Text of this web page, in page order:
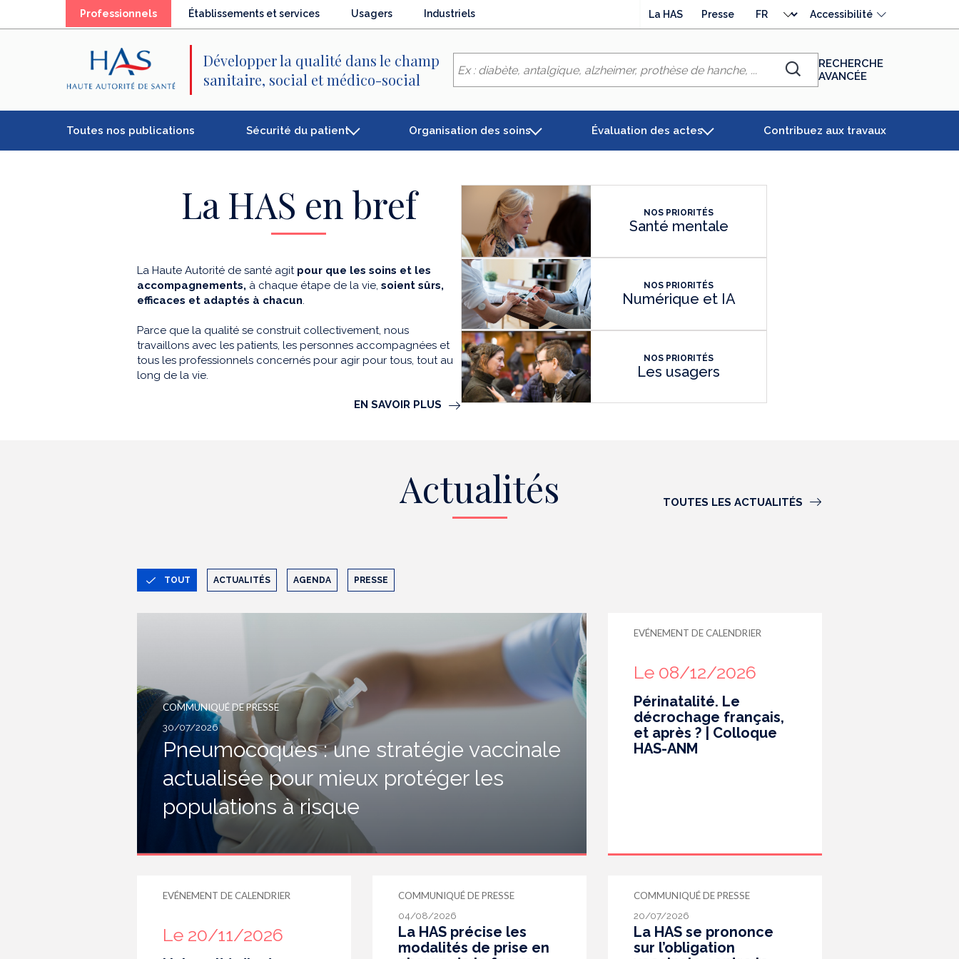
Professionnels(élémentÉtablissements et services Usagers Industriels La HAS Presse
langue
Accessibilité
Développer la qualité dans le champ
sanitaire, social et médico-social
Chercher
RECHERCHE
AVANCÉE
Toutes nos publications Sécurité du patient Organisation des soins Évaluation des actes Contribuez aux travaux
La HAS en bref
La Haute Autorité de santé agit pour que les soins et les
accompagnements, à chaque étape de la vie, soient sûrs,
efficaces et adaptés à chacun.
Parce que la qualité se construit collectivement, nous
travaillons avec les patients, les personnes accompagnées et
tous les professionnels concernés pour agir pour tous, tout au
long de la vie.
EN SAVOIR PLUS
NOS PRIORITÉS
Santé mentale
NOS PRIORITÉS
Numérique et IA
NOS PRIORITÉS
Les usagers
Actualités TOUTES LES ACTUALITÉS
TOUT ACTUALITÉS AGENDA PRESSE
COMMUNIQUÉ DE PRESSE
30/07/2026
Pneumocoques : une stratégie vaccinale
actualisée pour mieux protéger les
populations à risque
EVÉNEMENT DE CALENDRIER
Le 08/12/2026
Périnatalité. Le
décrochage français,
et après ? | Colloque
HAS-ANM
EVÉNEMENT DE CALENDRIER
Le 20/11/2026
COMMUNIQUÉ DE PRESSE
04/08/2026
La HAS précise les
modalités de prise en
COMMUNIQUÉ DE PRESSE
20/07/2026
La HAS se prononce
sur l’obligation